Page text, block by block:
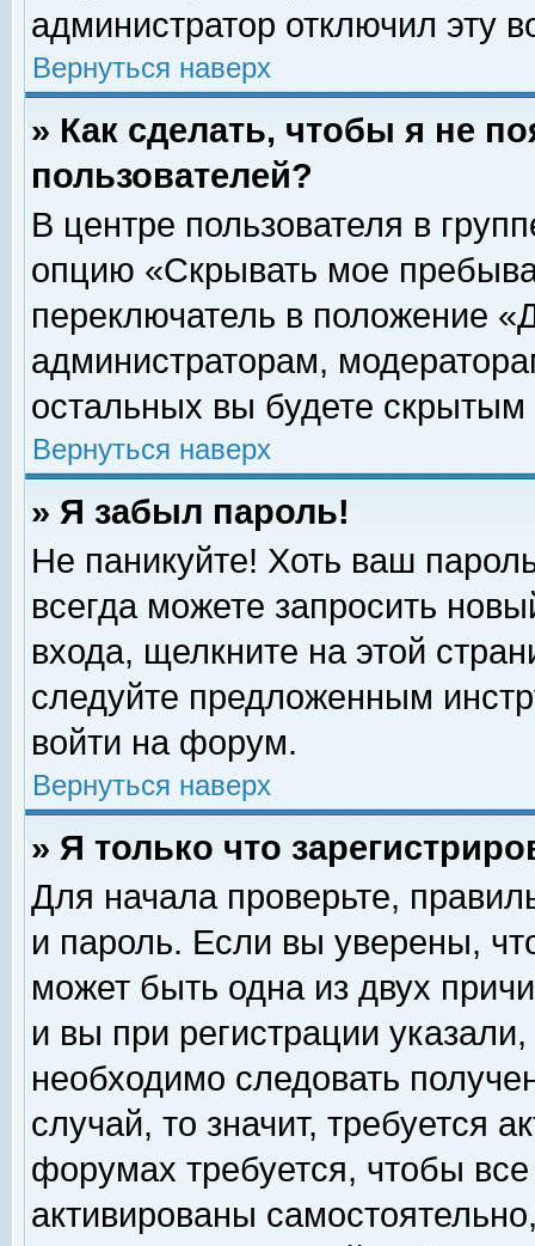
администратор отключил эту
Вернуться наверх
» Как сделать, чтобы я не
пользователей?
В центре пользователя в
опцию «Скрывать мое
переключатель в положение
администраторам,
остальных вы будете скрытым
Вернуться наверх
» Я забыл пароль!
Не паникуйте! Хоть ваш
всегда можете запросить
входа, щелкните на этой
следуйте предложенным
войти на форум.
Вернуться наверх
» Я только что
Для начала проверьте,
и пароль. Если вы уверены,
может быть одна из двух
и вы при регистрации
необходимо следовать
случай, то значит, требуется
форумах требуется, чтобы
активированы